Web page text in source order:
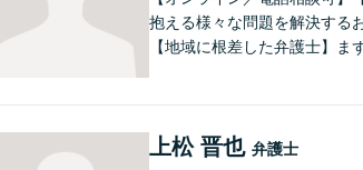
抱える様々な問題を解決する
【地域に根差した弁護士】ま
上松 晋也 弁護士